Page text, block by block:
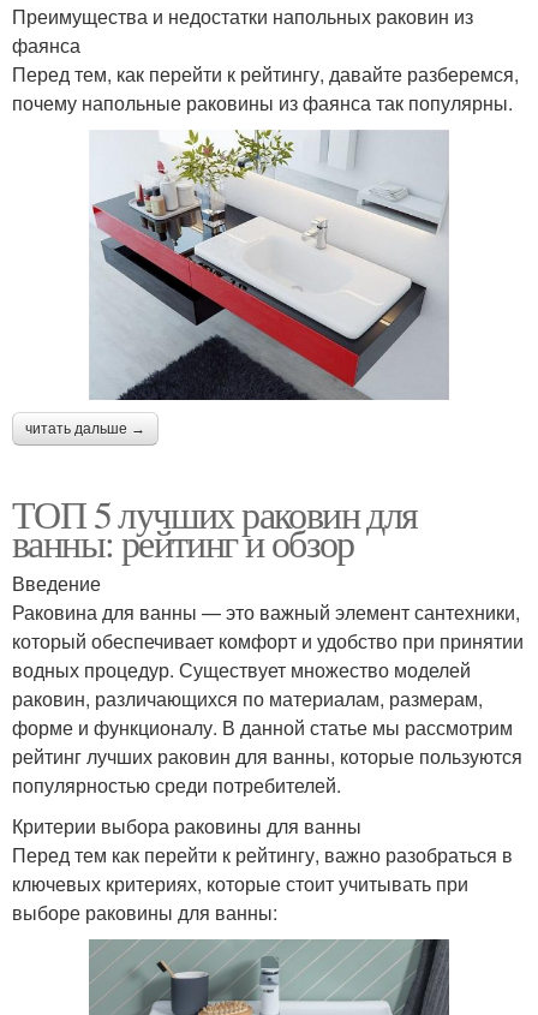
Преимущества и недостатки напольных раковин из
фаянса
Перед тем, как перейти к рейтингу, давайте разберемся,
почему напольные раковины из фаянса так популярны.
читать дальше →
ТОП 5 лучших раковин для
ванны: рейтинг и обзор
Введение
Раковина для ванны — это важный элемент сантехники,
который обеспечивает комфорт и удобство при принятии
водных процедур. Существует множество моделей
раковин, различающихся по материалам, размерам,
форме и функционалу. В данной статье мы рассмотрим
рейтинг лучших раковин для ванны, которые пользуются
популярностью среди потребителей.
Критерии выбора раковины для ванны
Перед тем как перейти к рейтингу, важно разобраться в
ключевых критериях, которые стоит учитывать при
выборе раковины для ванны: